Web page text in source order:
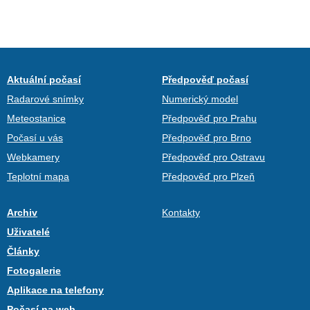
Aktuální počasí
Radarové snímky
Meteostanice
Počasí u vás
Webkamery
Teplotní mapa
Předpověď počasí
Numerický model
Předpověď pro Prahu
Předpověď pro Brno
Předpověď pro Ostravu
Předpověď pro Plzeň
Archiv
Uživatelé
Články
Fotogalerie
Aplikace na telefony
Kontakty